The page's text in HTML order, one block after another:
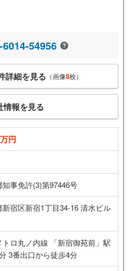
54956
詳細を見る （画像8枚）
情報を見る
円
知事免許(3)第97446号
新宿区新宿1丁目34-16 清水ビル
トロ丸ノ内線 「新宿御苑前」駅
3番出口から徒歩4分